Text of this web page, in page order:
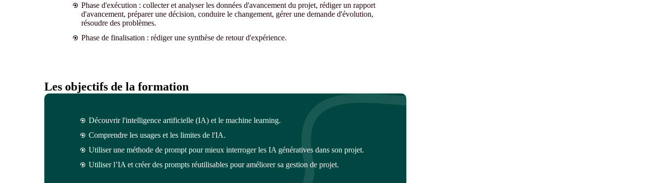
Phase d'exécution : collecter et analyser les données d'avancement du projet, rédiger un rapport
d'avancement, préparer une décision, conduire le changement, gérer une demande d'évolution,
résoudre des problèmes.
Phase de finalisation : rédiger une synthèse de retour d'expérience.
Les objectifs de la formation
Découvrir l'intelligence artificielle (IA) et le machine learning.
Comprendre les usages et les limites de l'IA.
Utiliser une méthode de prompt pour mieux interroger les IA génératives dans son projet.
Utiliser l’IA et créer des prompts réutilisablespour améliorer sa gestion de projet.